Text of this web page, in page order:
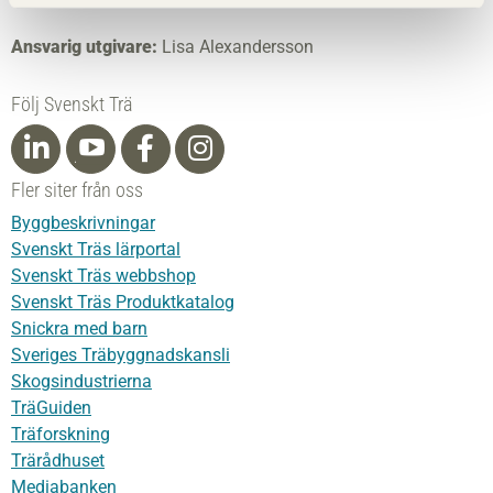
Ansvarig utgivare: Lisa Alexandersson
Följ Svenskt Trä
Fler siter från oss
Byggbeskrivningar
Svenskt Träs lärportal
Svenskt Träs webbshop
Svenskt Träs Produktkatalog
Snickra med barn
Sveriges Träbyggnadskansli
Skogsindustrierna
TräGuiden
Träforskning
Trärådhuset
Mediabanken